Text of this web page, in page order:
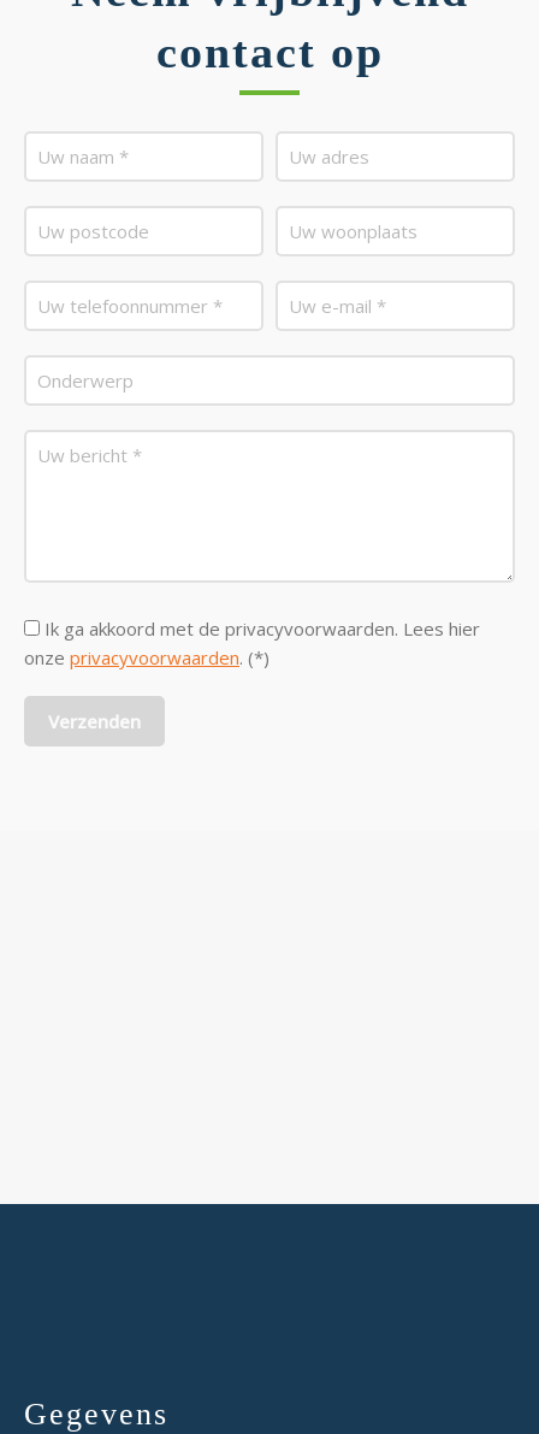
contact op
Ik ga akkoord met de privacyvoorwaarden. Lees hier
onze privacyvoorwaarden. (*)
Gegevens